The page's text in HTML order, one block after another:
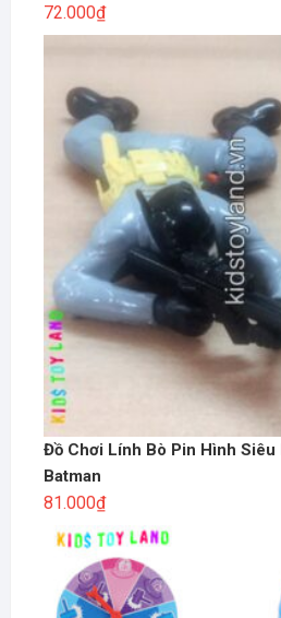
72.000₫
Đồ Chơi Lính Bò Pin Hình Siêu
Batman
81.000₫